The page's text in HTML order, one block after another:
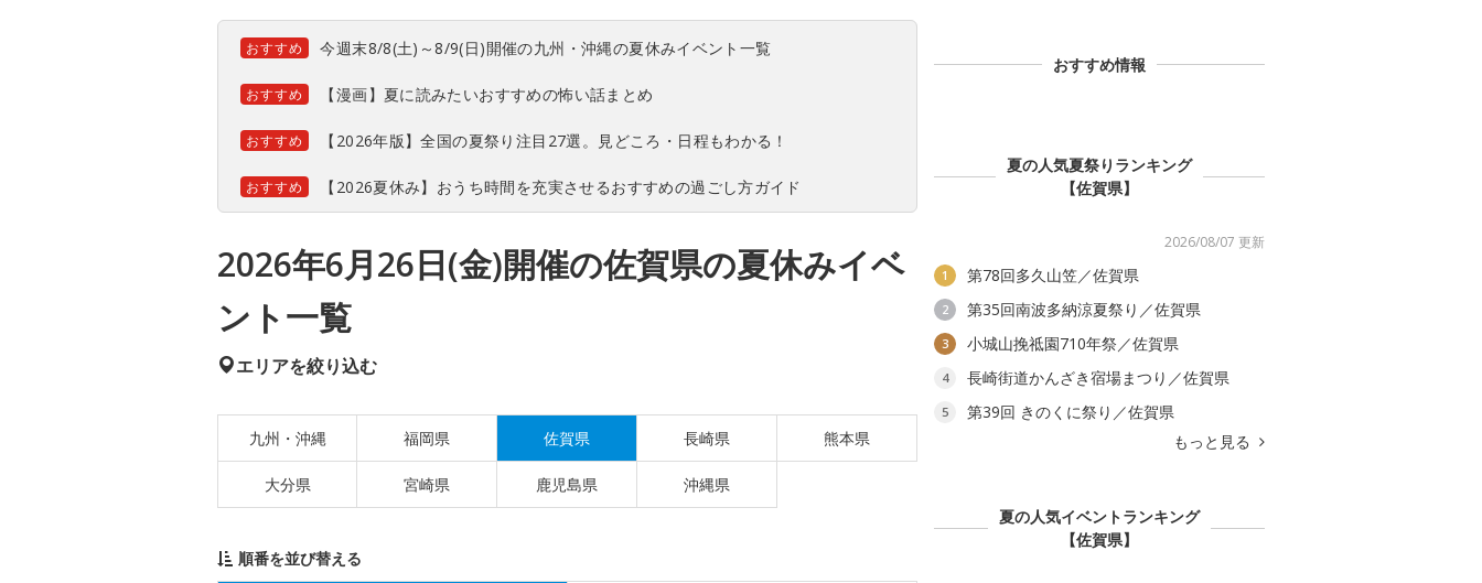
おすすめ 今週末8/8(土)～8/9(日)開催の九州・沖縄の夏休みイベント一覧
おすすめ 【漫画】夏に読みたいおすすめの怖い話まとめ
おすすめ 【2026年版】全国の夏祭り注目27選。見どころ・日程もわかる！
おすすめ 【2026夏休み】おうち時間を充実させるおすすめの過ごし方ガイド
2026年6月26日(金)開催の佐賀県の夏休みイベ
ント一覧
エリアを絞り込む
九州・沖縄 福岡県 佐賀県 長崎県 熊本県
大分県 宮崎県 鹿児島県 沖縄県
順番を並び替える
おすすめ情報
夏の人気夏祭りランキング
【佐賀県】
2026/08/07 更新
1 第78回多久山笠／佐賀県
2 第35回南波多納涼夏祭り／佐賀県
3 小城山挽祗園710年祭／佐賀県
4 長崎街道かんざき宿場まつり／佐賀県
5
第39回 きのくに祭り／佐賀県
もっと見る
夏の人気イベントランキング
【佐賀県】